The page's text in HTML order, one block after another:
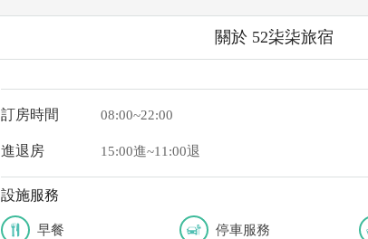
關於 52柒柒旅宿
訂房時間 08:00~22:00
進退房 15:00進~11:00退
設施服務
早餐
停車服務